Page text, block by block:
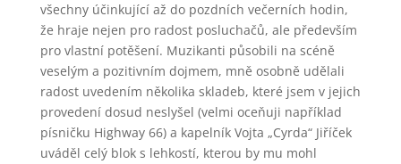
všechny účinkující až do pozdních večerních hodin,
že hraje nejen pro radost posluchačů, ale především
pro vlastní potěšení. Muzikanti působili na scéně
veselým a pozitivním dojmem, mně osobně udělali
radost uvedením několika skladeb, které jsem v jejich
provedení dosud neslyšel (velmi oceňuji například
písničku Highway 66) a kapelník Vojta „Cyrda“ Jiříček
uváděl celý blok s lehkostí, kterou by mu mohl